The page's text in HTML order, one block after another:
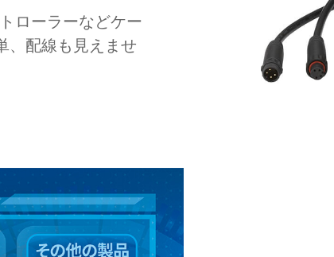
ローラーなどケー
、配線も見えませ